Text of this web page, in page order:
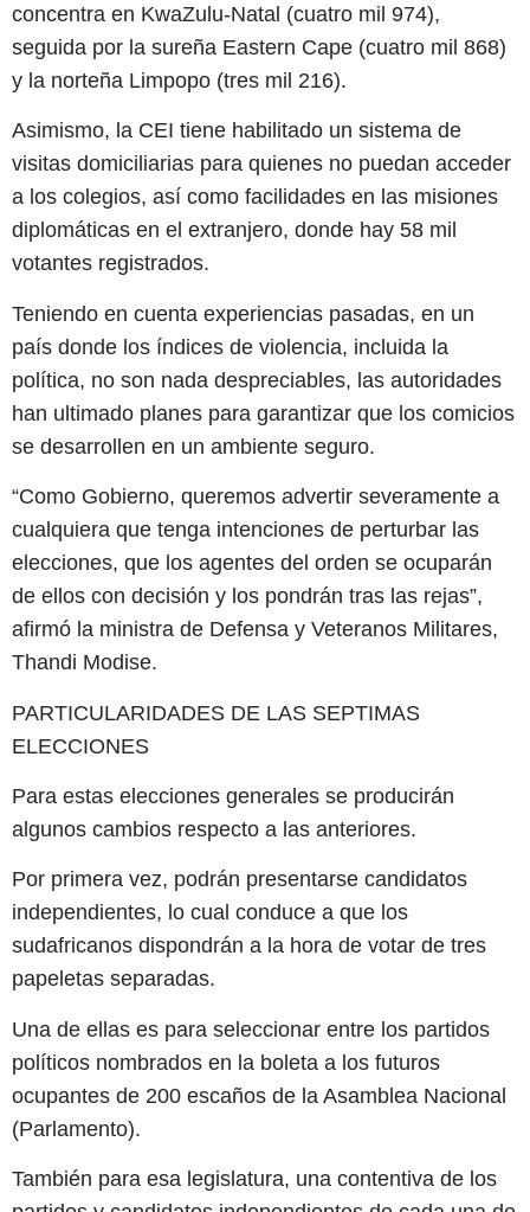
concentra en KwaZulu-Natal (cuatro mil 974),
seguida por la sureña Eastern Cape (cuatro mil 868)
y la norteña Limpopo (tres mil 216).
Asimismo, la CEI tiene habilitado un sistema de
visitas domiciliarias para quienes no puedan acceder
a los colegios, así como facilidades en las misiones
diplomáticas en el extranjero, donde hay 58 mil
votantes registrados.
Teniendo en cuenta experiencias pasadas, en un
país donde los índices de violencia, incluida la
política, no son nada despreciables, las autoridades
han ultimado planes para garantizar que los comicios
se desarrollen en un ambiente seguro.
“Como Gobierno, queremos advertir severamente a
cualquiera que tenga intenciones de perturbar las
elecciones, que los agentes del orden se ocuparán
de ellos con decisión y los pondrán tras las rejas”,
afirmó la ministra de Defensa y Veteranos Militares,
Thandi Modise.
PARTICULARIDADES DE LAS SEPTIMAS
ELECCIONES
Para estas elecciones generales se producirán
algunos cambios respecto a las anteriores.
Por primera vez, podrán presentarse candidatos
independientes, lo cual conduce a que los
sudafricanos dispondrán a la hora de votar de tres
papeletas separadas.
Una de ellas es para seleccionar entre los partidos
políticos nombrados en la boleta a los futuros
ocupantes de 200 escaños de la Asamblea Nacional
(Parlamento).
También para esa legislatura, una contentiva de los